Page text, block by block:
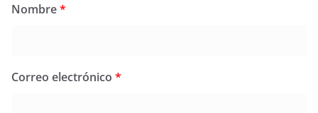
Nombre*
Correo electrónico *